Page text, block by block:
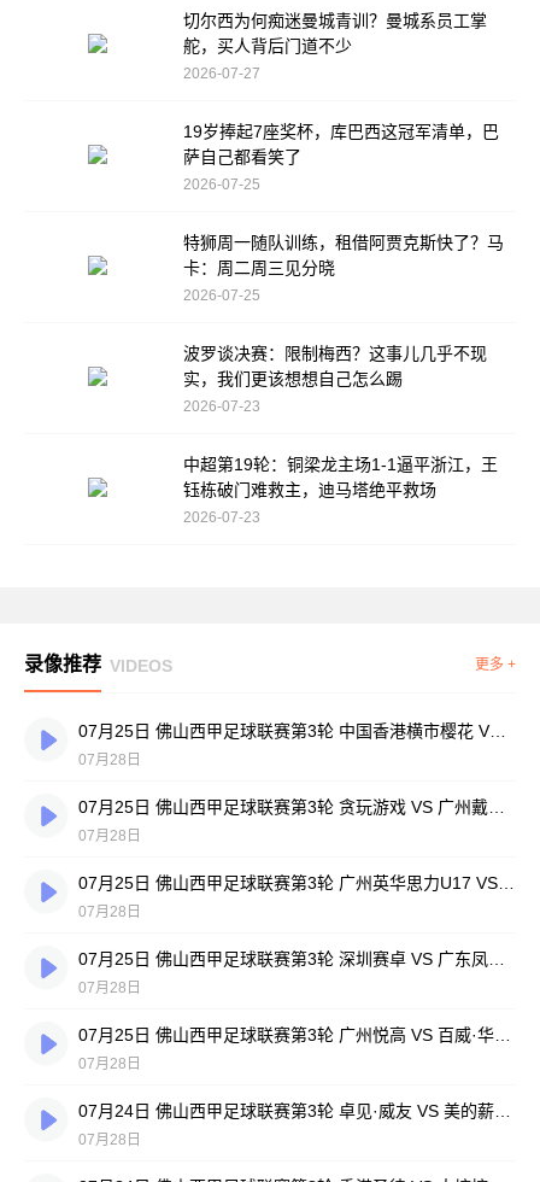
切尔西为何痴迷曼城青训？曼城系员工掌
舵，买人背后门道不少
2026-07-27
19岁捧起7座奖杯，库巴西这冠军清单，巴
萨自己都看笑了
2026-07-25
特狮周一随队训练，租借阿贾克斯快了？马
卡：周二周三见分晓
2026-07-25
波罗谈决赛：限制梅西？这事儿几乎不现
实，我们更该想想自己怎么踢
2026-07-23
中超第19轮：铜梁龙主场1-1逼平浙江，王
钰栋破门难救主，迪马塔绝平救场
2026-07-23
录像推荐 VIDEOS 更多 +
07月25日 佛山西甲足球联赛第3轮 中国香港横市樱花 VS 吉图省实青年 全场录像
07月28日
07月28日
07月28日
07月28日
07月28日
07月28日